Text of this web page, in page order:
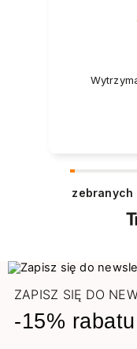
zebranych
ZAPISZ SIĘ DO
-15%